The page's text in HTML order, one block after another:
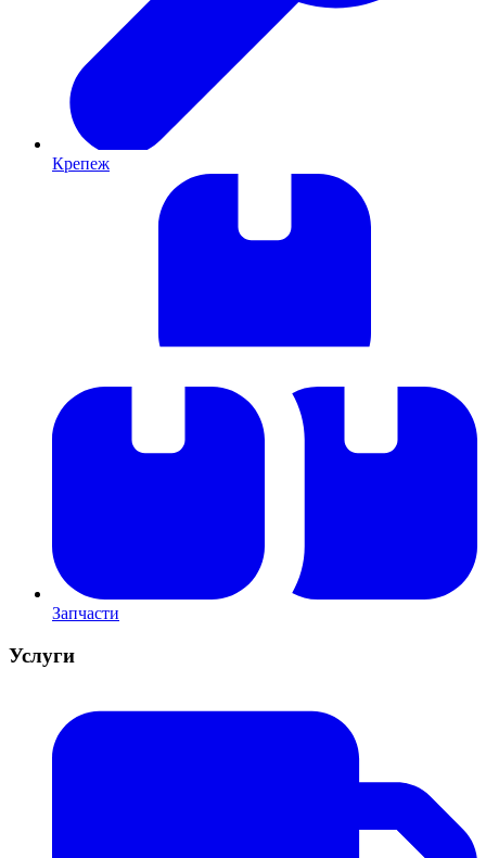
Крепеж
Запчасти
Услуги